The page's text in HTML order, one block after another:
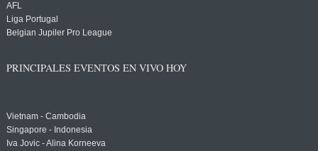
AFL
Liga Portugal
Belgian Jupiler Pro League
PRINCIPALES EVENTOS EN VIVO HOY
Vietnam - Cambodia
Singapore - Indonesia
Iva Jovic - Alina Korneeva